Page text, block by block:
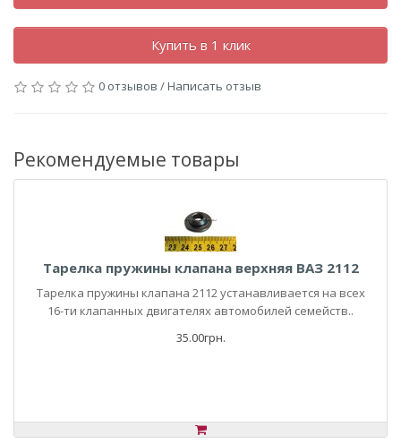
Купить в 1 клик
0 отзывов /Написать отзыв
Рекомендуемые товары
Тарелка пружины клапана верхняя ВАЗ 2112
Тарелка пружины клапана 2112 устанавливается на всех
16-ти клапанных двигателях автомобилей семейств..
35.00грн.